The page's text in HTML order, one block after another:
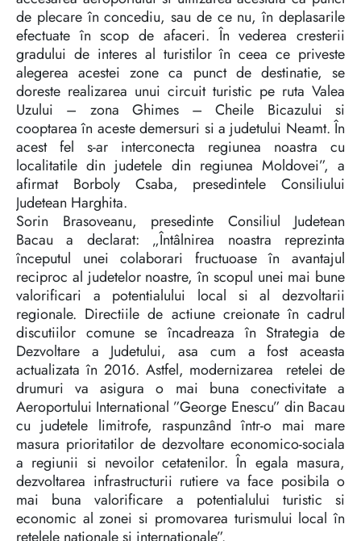
de plecare în concediu, sau de ce nu, în deplasarile
efectuate în scop de afaceri. În vederea cresterii
gradului de interes al turistilor în ceea ce priveste
alegerea acestei zone ca punct de destinatie, se
doreste realizarea unui circuit turistic pe ruta Valea
Uzului – zona Ghimes – Cheile Bicazului si
cooptarea în aceste demersuri si a judetului Neamt. În
acest fel s-ar interconecta regiunea noastra cu
localitatile din judetele din regiunea Moldovei”, a
afirmat Borboly Csaba, presedintele Consiliului
Judetean Harghita.
Sorin Brasoveanu, presedinte Consiliul Judetean
Bacau a declarat: „Întâlnirea noastra reprezinta
începutul unei colaborari fructuoase în avantajul
reciproc al judetelor noastre, în scopul unei mai bune
valorificari a potentialului local si al dezvoltarii
regionale. Directiile de actiune creionate în cadrul
discutiilor comune se încadreaza în Strategia de
Dezvoltare a Judetului, asa cum a fost aceasta
actualizata în 2016. Astfel, modernizarea retelei de
drumuri va asigura o mai buna conectivitate a
Aeroportului International ”George Enescu” din Bacau
cu judetele limitrofe, raspunzând într-o mai mare
masura prioritatilor de dezvoltare economico-sociala
a regiunii si nevoilor cetatenilor. În egala masura,
dezvoltarea infrastructurii rutiere va face posibila o
mai buna valorificare a potentialului turistic si
economic al zonei si promovarea turismului local în